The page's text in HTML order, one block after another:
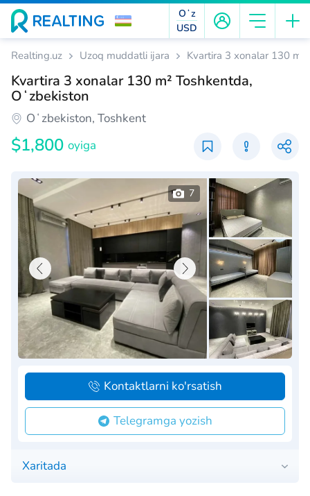
Oʻz
USD
Realting.uz Uzoq muddatli ijara Kvartira 3 xonalar 130
Kvartira 3 xonalar 130 m² Toshkentda,
Oʻzbekiston
Oʻzbekiston, Toshkent
$1,800 oyiga
Xaritada
7
Telegramga yozish
Kontaktlarni ko'rsatish